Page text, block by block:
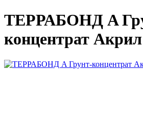
ТЕРРАБОНД A
концентрат